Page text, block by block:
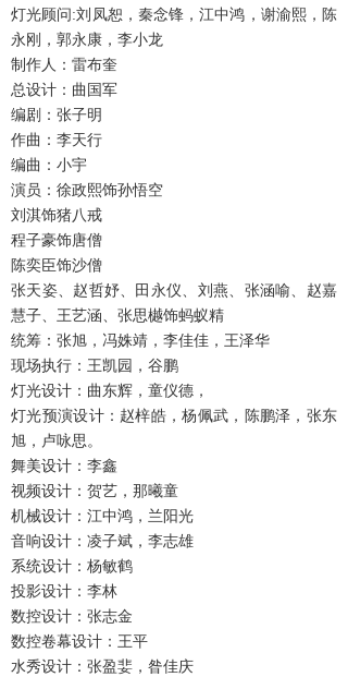
灯光顾问:刘凤恕，秦念锋，江中鸿，谢渝熙，陈
永刚，郭永康，李小龙
制作人：雷布奎
总设计：曲国军
编剧：张子明
作曲：李天行
编曲：小宇
演员：徐政熙饰孙悟空
刘淇饰猪八戒
程子豪饰唐僧
陈奕臣饰沙僧
张天姿、赵哲妤、田永仪、刘燕、张涵喻、赵嘉
慧子、王艺涵、张思樾饰蚂蚁精
统筹：张旭，冯姝靖，李佳佳，王泽华
现场执行：王凯园，谷鹏
灯光设计：曲东辉，童仪德，
灯光预演设计：赵梓皓，杨佩武，陈鹏泽，张东
旭，卢咏思。
舞美设计：李鑫
视频设计：贺艺，那曦童
机械设计：江中鸿，兰阳光
音响设计：凌子斌，李志雄
系统设计：杨敏鹤
投影设计：李林
数控设计：张志金
数控卷幕设计：王平
水秀设计：张盈婓，昝佳庆